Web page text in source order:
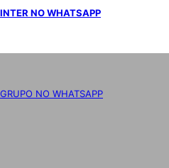
INTER NO WHATSAPP
GRUPO NO WHATSAPP